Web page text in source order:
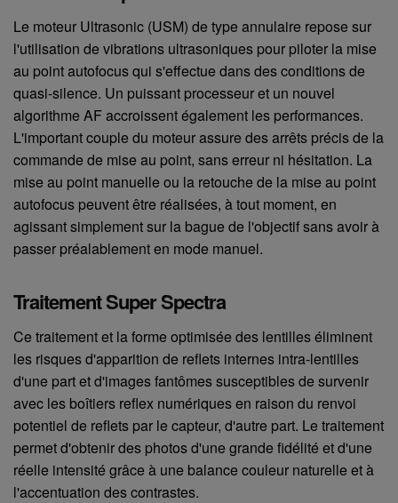
Le moteur Ultrasonic (USM) de type annulaire repose sur
l'utilisation de vibrations ultrasoniques pour piloter la mise
au point autofocus qui s'effectue dans des conditions de
quasi-silence. Un puissant processeur et un nouvel
algorithme AF accroissent également les performances.
L'important couple du moteur assure des arrêts précis de la
commande de mise au point, sans erreur ni hésitation. La
mise au point manuelle ou la retouche de la mise au point
autofocus peuvent être réalisées, à tout moment, en
agissant simplement sur la bague de l'objectif sans avoir à
passer préalablement en mode manuel.
Traitement Super Spectra
Ce traitement et la forme optimisée des lentilles éliminent
les risques d'apparition de reflets internes intra-lentilles
d'une part et d'images fantômes susceptibles de survenir
avec les boîtiers reflex numériques en raison du renvoi
potentiel de reflets par le capteur, d'autre part. Le traitement
permet d'obtenir des photos d'une grande fidélité et d'une
réelle intensité grâce à une balance couleur naturelle et à
l'accentuation des contrastes.